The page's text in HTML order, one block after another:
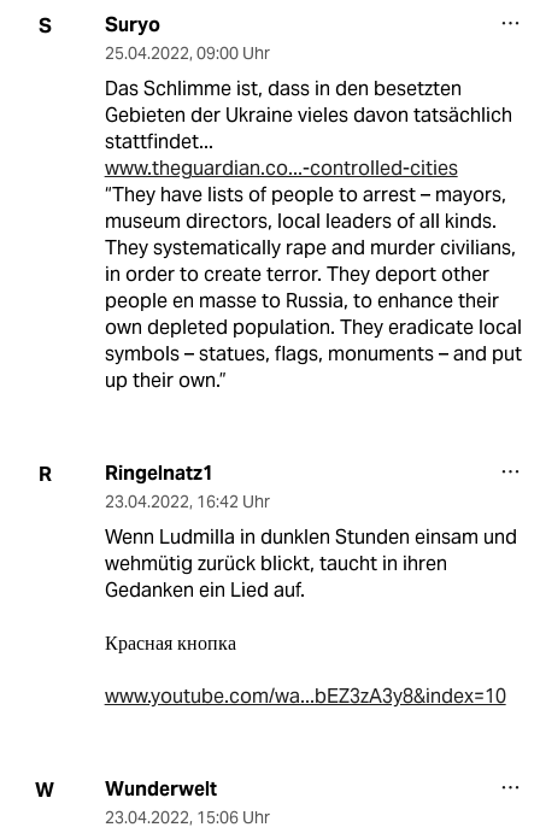
S Suryo
25.04.2022, 09:00 Uhr
Das Schlimme ist, dass in den besetzten
Gebieten der Ukraine vieles davon tatsächlich
stattfindet...
www.theguardian.co...-controlled-cities
“They have lists of people to arrest – mayors,
museum directors, local leaders of all kinds.
They systematically rape and murder civilians,
in order to create terror. They deport other
people en masse to Russia, to enhance their
own depleted population. They eradicate local
symbols – statues, flags, monuments – and put
up their own.”
R Ringelnatz1
23.04.2022, 16:42 Uhr
Wenn Ludmilla in dunklen Stunden einsam und
wehmütig zurück blickt, taucht in ihren
Gedanken ein Lied auf.
Красная кнопка
www.youtube.com/wa...bEZ3zA3y8&index=10
W Wunderwelt
23.04.2022, 15:06 Uhr